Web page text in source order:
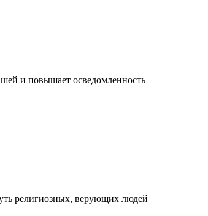
и повышает осведомленность
религиозных, верующих людей